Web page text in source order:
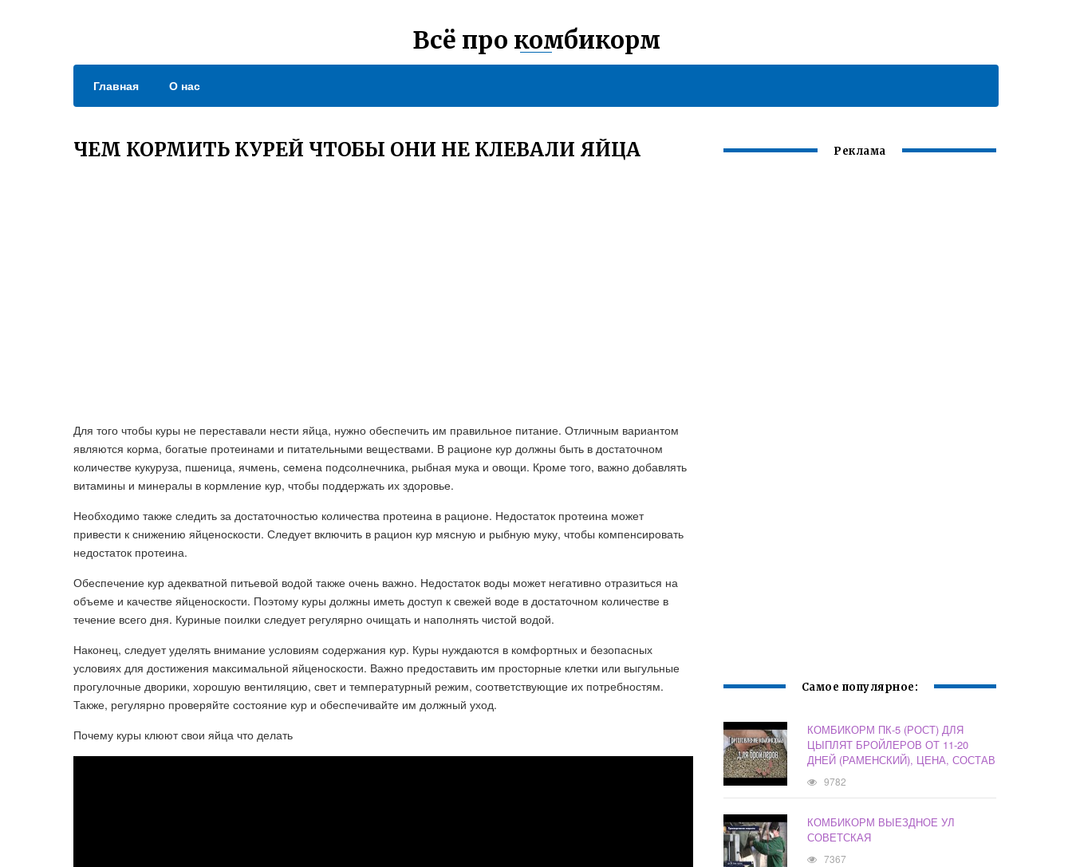
Всё про комбикорм
Главная О нас
ЧЕМ КОРМИТЬ КУРЕЙ ЧТОБЫ ОНИ НЕ КЛЕВАЛИ ЯЙЦА
Для того чтобы куры не переставали нести яйца, нужно обеспечить им правильное питание. Отличным вариантом
являются корма, богатые протеинами и питательными веществами. В рационе кур должны быть в достаточном
количестве кукуруза, пшеница, ячмень, семена подсолнечника, рыбная мука и овощи. Кроме того, важно добавлять
витамины и минералы в кормление кур, чтобы поддержать их здоровье.
Необходимо также следить за достаточностью количества протеина в рационе. Недостаток протеина может
привести к снижению яйценоскости. Следует включить в рацион кур мясную и рыбную муку, чтобы компенсировать
недостаток протеина.
Обеспечение кур адекватной питьевой водой также очень важно. Недостаток воды может негативно отразиться на
объеме и качестве яйценоскости. Поэтому куры должны иметь доступ к свежей воде в достаточном количестве в
течение всего дня. Куриные поилки следует регулярно очищать и наполнять чистой водой.
Наконец, следует уделять внимание условиям содержания кур. Куры нуждаются в комфортных и безопасных
условиях для достижения максимальной яйценоскости. Важно предоставить им просторные клетки или выгульные
прогулочные дворики, хорошую вентиляцию, свет и температурный режим, соответствующие их потребностям.
Также, регулярно проверяйте состояние кур и обеспечивайте им должный уход.
Почему куры клюют свои яйца что делать
Реклама
Самое популярное:
КОМБИКОРМ ПК-5 (РОСТ) ДЛЯ
ЦЫПЛЯТ БРОЙЛЕРОВ ОТ 11-20
ДНЕЙ (РАМЕНСКИЙ), ЦЕНА, СОСТАВ
9782
КОМБИКОРМ ВЫЕЗДНОЕ УЛ
СОВЕТСКАЯ
7367